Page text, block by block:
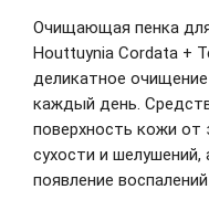
Очищающая пенка
Houttuynia Cordata +
деликатное
каждый день.
поверхность кожи от
сухости и
появление
ХАРАКТЕРИСТИКИ